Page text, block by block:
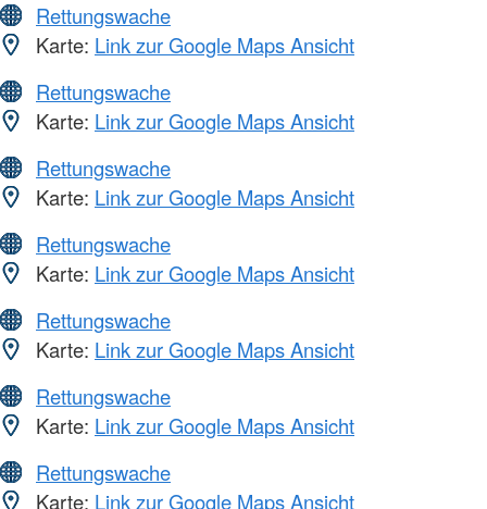
Rettungswache
Karte: Link zur Google Maps Ansicht
Rettungswache
Karte: Link zur Google Maps Ansicht
Rettungswache
Karte: Link zur Google Maps Ansicht
Rettungswache
Karte: Link zur Google Maps Ansicht
Rettungswache
Karte: Link zur Google Maps Ansicht
Rettungswache
Karte: Link zur Google Maps Ansicht
Rettungswache
Karte: Link zur Google Maps Ansicht